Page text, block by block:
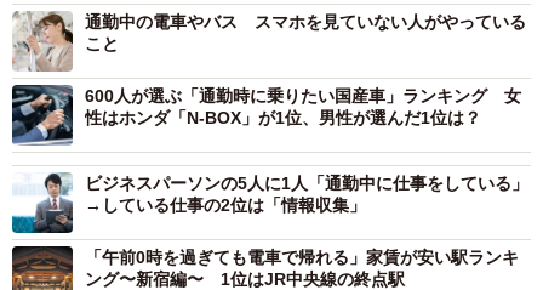
通勤中の電車やバス スマホを見ていない人がやっている
こと
600人が選ぶ「通勤時に乗りたい国産車」ランキング 女
性はホンダ「N-BOX」が1位、男性が選んだ1位は？
ビジネスパーソンの5人に1人「通勤中に仕事をしている」
→している仕事の2位は「情報収集」
「午前0時を過ぎても電車で帰れる」家賃が安い駅ランキ
ング〜新宿編〜 1位はJR中央線の終点駅